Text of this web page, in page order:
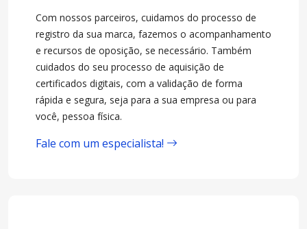
Com nossos parceiros, cuidamos do processo de
registro da sua marca, fazemos o acompanhamento
e recursos de oposição, se necessário. Também
cuidados do seu processo de aquisição de
certificados digitais, com a validação de forma
rápida e segura, seja para a sua empresa ou para
você, pessoa física.
Fale com um especialista!